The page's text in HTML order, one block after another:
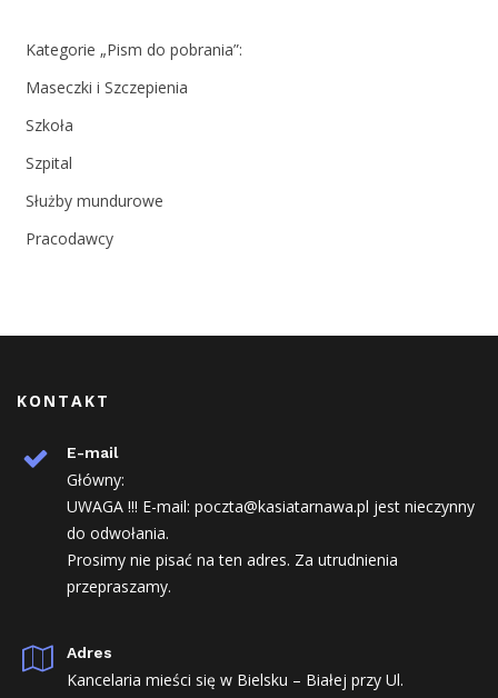
Kategorie „Pism do pobrania”:
Maseczki i Szczepienia
Szkoła
Szpital
Służby mundurowe
Pracodawcy
KONTAKT
E-mail
Główny:
UWAGA !!! E-mail: poczta@kasiatarnawa.pl jest nieczynny
do odwołania.
Prosimy nie pisać na ten adres. Za utrudnienia
przepraszamy.
Adres
Kancelaria mieści się w Bielsku – Białej przy Ul.